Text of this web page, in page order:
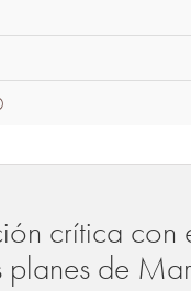
crítica con
de